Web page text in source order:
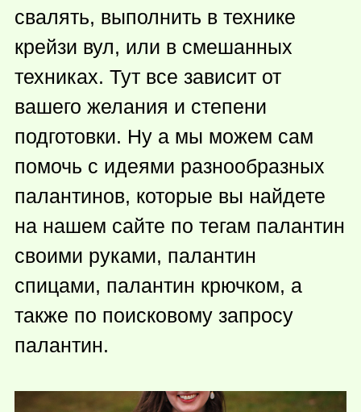
свалять, выполнить в технике
крейзи вул, или в смешанных
техниках. Тут все зависит от
вашего желания и степени
подготовки. Ну а мы можем сам
помочь с идеями разнообразных
палантинов, которые вы найдете
на нашем сайте по тегам палантин
своими руками, палантин
спицами, палантин крючком, а
также по поисковому запросу
палантин.